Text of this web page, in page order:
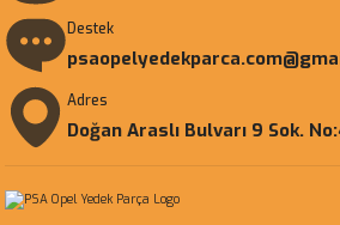
Destek
Adres
Doğan Araslı Bulvarı 9 Sok.